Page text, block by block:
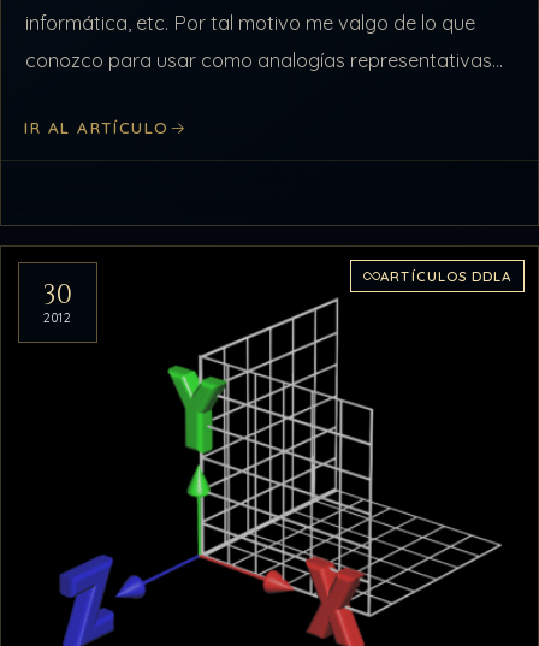
informática, etc. Por tal motivo me valgo de lo que
conozco para usar como analogías representativas
difíciles…
IR AL ARTÍCULO
30
2012
ARTÍCULOS DDLA